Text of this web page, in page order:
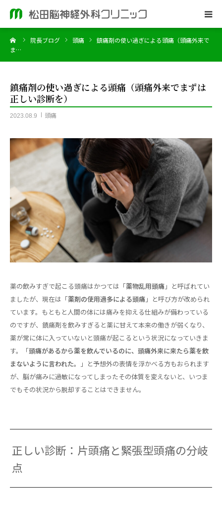
院長ブログ 頭痛
鎮痛剤の使い過ぎによる頭痛（頭痛外来で
ま…
鎮痛剤の使い過ぎによる頭痛（頭痛外来でまずは
正しい診断を）
2023.08.9 頭痛
薬の飲みすぎで起こる頭痛はかつては「薬物乱用頭痛 」と呼ばれてい
ましたが、現在は「薬剤の使用過多による頭痛 」と呼び方が改められ
ています。もともと人間の体には痛みを抑える仕組みが備わっている
のですが、鎮痛剤を飲みすぎると薬に甘えて本来の働きが弱くなり、
薬が常に体に入っていないと頭痛が起こるという状況になっていきま
す。「頭痛があるから薬を飲んでいるのに、頭痛外来に来たら薬を飲
まないように言われた。
」と予想外の表情を浮かべる方もおられます
が、脳が痛みに過敏になってしまったその体質を変えないと、いつま
でもその状況から脱却することはできません。
正しい診断：片頭痛と緊張型頭痛の分岐
点
ホーム
脳神経外科
院長ブログ